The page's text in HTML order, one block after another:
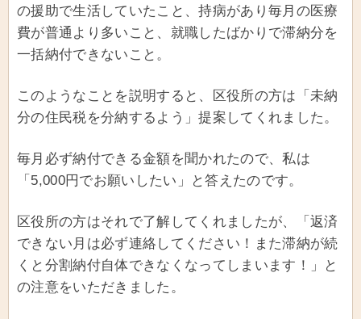
の援助で生活していたこと、持病があり毎月の医療
費が普通より多いこと、就職したばかりで滞納分を
一括納付できないこと。
このようなことを説明すると、区役所の方は「未納
分の住民税を分納するよう」提案してくれました。
毎月必ず納付できる金額を聞かれたので、私は
「5,000円でお願いしたい」と答えたのです。
区役所の方はそれで了解してくれましたが、「返済
できない月は必ず連絡してください！また滞納が続
くと分割納付自体できなくなってしまいます！」と
の注意をいただきました。